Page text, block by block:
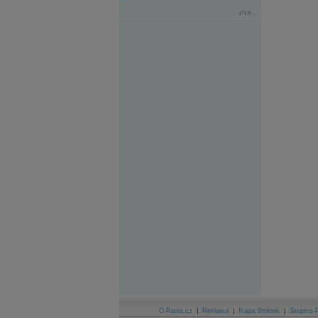
více...
O Patria.cz Reklama Mapa Stránek Skupina